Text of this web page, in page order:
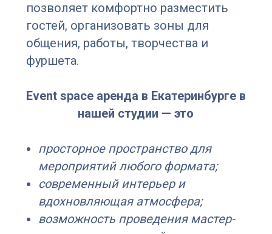
позволяет комфортно разместить
гостей, организовать зоны для
общения, работы, творчества и
фуршета.
Event space аренда в Екатеринбурге в
нашей студии — это
просторное пространство для
мероприятий любого формата;
современный интерьер и
вдохновляющая атмосфера;
возможность проведения мастер-